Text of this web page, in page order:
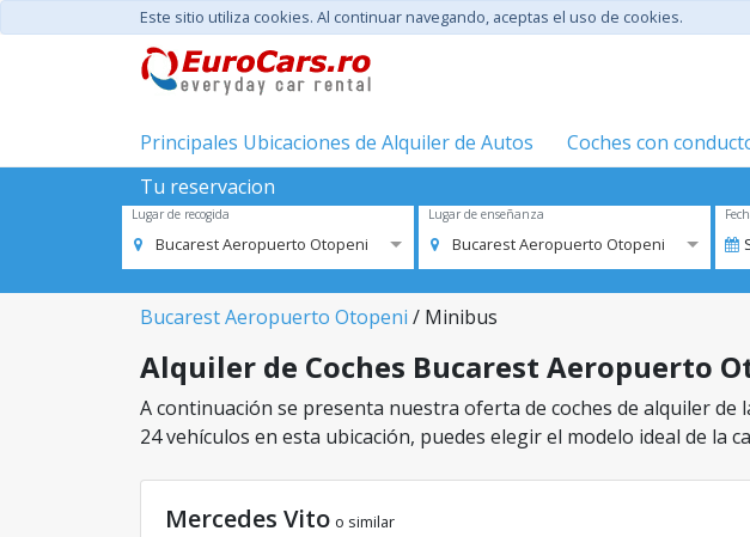
Este sitio utiliza cookies. Al continuar navegando, aceptas el uso de cookies.
Principales Ubicaciones de Alquiler de Autos Coches con
Tu reservacion
Lugar de recogida
Bucarest Aeropuerto Otopeni
Lugar de enseñanza
Bucarest Aeropuerto Otopeni
Bucarest Aeropuerto Otopeni / Minibus
Alquiler de Coches Bucarest Aeropuerto
A continuación se presenta nuestra oferta de coches de alquiler
24 vehículos en esta ubicación, puedes elegir el modelo ideal de la
Mercedes Vito o similar